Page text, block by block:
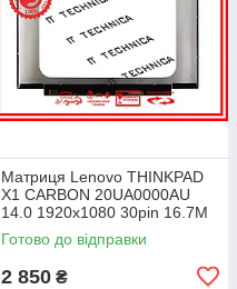
Матриця Lenovo THINKPAD
X1 CARBON 20UA0000AU
14.0 1920x1080 30pin 16.7M
45% NTSC 300 cd/m² для
ноутбука
Готово до відправки
2 850 ₴